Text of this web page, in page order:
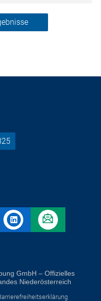
GmbH – Offizielles
Niederösterreich